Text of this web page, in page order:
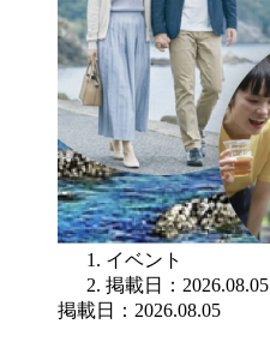
イベント
掲載日：2026.08.05
掲載日：2026.08.05